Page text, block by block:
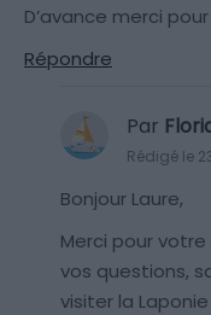
D’avance merci
Répondre
Par
Rédigé le
Bonjour Laure,
Merci pour
vos questions,
visiter la